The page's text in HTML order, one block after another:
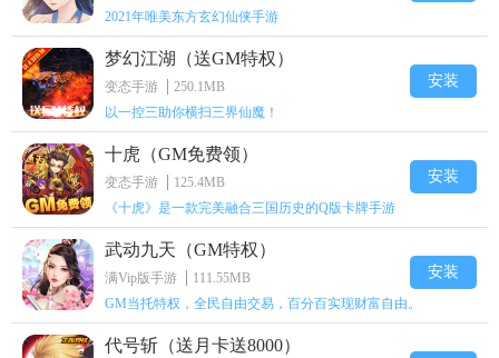
2021年唯美东方玄幻仙侠手游
梦幻江湖（送GM特权）
变态手游
250.1MB
以一控三助你横扫三界仙魔！
安装
十虎（GM免费领）
变态手游
125.4MB
《十虎》是一款完美融合三国历史的Q版卡牌手游
安装
武动九天（GM特权）
满Vip版手游
111.55MB
GM当托特权，全民自由交易，百分百实现财富自由。
安装
代号斩（送月卡送8000）